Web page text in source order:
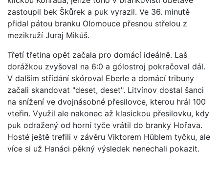
zastoupil bek Škůrek a puk vyrazil. Ve 36. minutě
přidal pátou branku Olomouce přesnou střelou z
mezikruží Juraj Mikúš.
Třetí třetina opět začala pro domácí ideálně. Laš
dorážkou zvyšoval na 6:0 a gólostroj pokračoval dál.
V dalším střídání skóroval Eberle a domácí tribuny
začali skandovat "deset, deset". Litvínov dostal šanci
na snížení ve dvojnásobné přesilovce, kterou hrál 100
vteřin. Využil ale nakonec až klasickou přesilovku, kdy
puk odražený od horní tyče vrátil do branky Hořava.
Hosté ještě trefili v závěru Viktorem Hüblem tyčku, ale
více si už Hanáci pěkný výsledek nenechali pokazit.